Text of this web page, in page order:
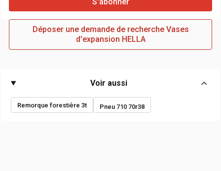
Déposer une demande de recherche Vases
d'expansion HELLA
Voir aussi
Remorque forestière 3t Pneu 710 70r38